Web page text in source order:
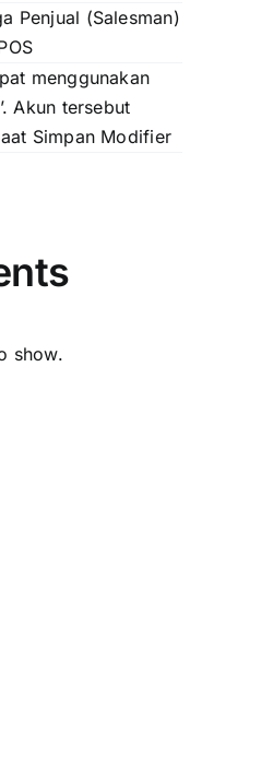
Penjual (Salesman)
menggunakan
Akun tersebut
Simpan Modifier
show.